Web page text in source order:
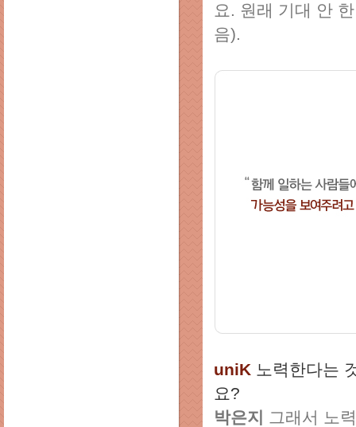
요. 원래 기대 안
음).
uniK 노력한다는
요?
박은지
그래서 노